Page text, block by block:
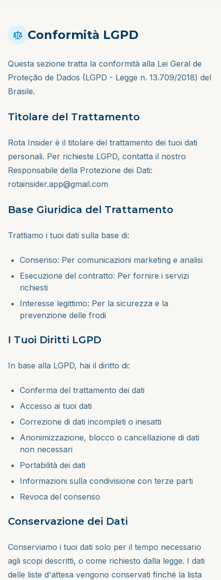
Conformità LGPD
Questa sezione tratta la conformità alla Lei Geral de
Proteção de Dados (LGPD - Legge n. 13.709/2018) del
Brasile.
Titolare del Trattamento
Rota Insider è il titolare del trattamento dei tuoi dati
personali. Per richieste LGPD, contatta il nostro
Responsabile della Protezione dei Dati:
rotainsider.app@gmail.com
Base Giuridica del Trattamento
Trattiamo i tuoi dati sulla base di:
Consenso: Per comunicazioni marketing e analisi
Esecuzione del contratto: Per fornire i servizi
richiesti
Interesse legittimo: Per la sicurezza e la
prevenzione delle frodi
I Tuoi Diritti LGPD
In base alla LGPD, hai il diritto di:
Conferma del trattamento dei dati
Accesso ai tuoi dati
Correzione di dati incompleti o inesatti
Anonimizzazione, blocco o cancellazione di dati
non necessari
Portabilità dei dati
Informazioni sulla condivisione con terze parti
Revoca del consenso
Conservazione dei Dati
Conserviamo i tuoi dati solo per il tempo necessario
agli scopi descritti, o come richiesto dalla legge. I dati
delle liste d'attesa vengono conservati finché la lista